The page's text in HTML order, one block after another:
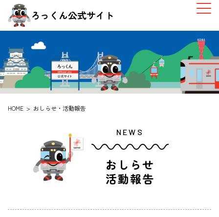
ろっくん公式サイト
HOME おしらせ・活動報告
NEWS
おしらせ
活動報告